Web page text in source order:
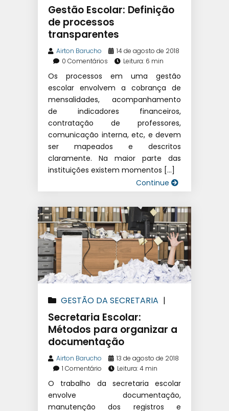
GESTÃO FINANCEIRA ESCOLAR |
SISTEMA DE GESTÃO
EDUCACIONAL |SOFTWARE
ESCOLAR
Gestão Escolar: Definição
de processos
transparentes
Airton Barucho
14 de agosto de 2018
0 Comentários
Leitura: 6 min
Os processos em uma gestão
escolar envolvem a cobrança de
mensalidades, acompanhamento
de indicadores financeiros,
contratação de professores,
comunicação interna, etc, e devem
ser mapeados e descritos
claramente. Na maior parte das
instituições existem momentos […]
Continue
GESTÃO DA SECRETARIA |
SISTEMA DE GESTÃO
EDUCACIONAL |SOFTWARE
ESCOLAR
Secretaria Escolar:
Métodos para organizar a
documentação
Airton Barucho
13 de agosto de 2018
1 Comentário
Leitura: 4 min
O trabalho da secretaria escolar
envolve documentação,
manutenção dos registros e